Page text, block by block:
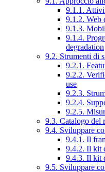
9.1.1.
9.1.2. Web
9.1.3.
9.1.4.
degradation
9.2. Strumenti di
9.2.1.
9.2.2.
use
9.2.3.
9.2.4.
9.2.5.
9.3. Catalogo del
9.4. Sviluppare
9.4.1. Il
9.4.2. Il kit
9.4.3. Il kit
9.5. Sviluppare